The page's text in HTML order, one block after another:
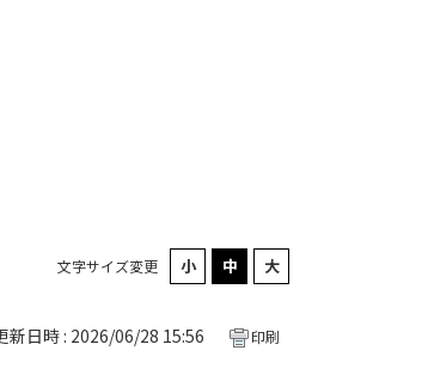
文字サイズ変更
新日時 : 2026/06/28 15:56 印刷